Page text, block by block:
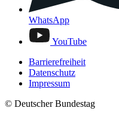
WhatsApp
YouTube
Barrierefreiheit
Datenschutz
Impressum
© Deutscher Bundestag